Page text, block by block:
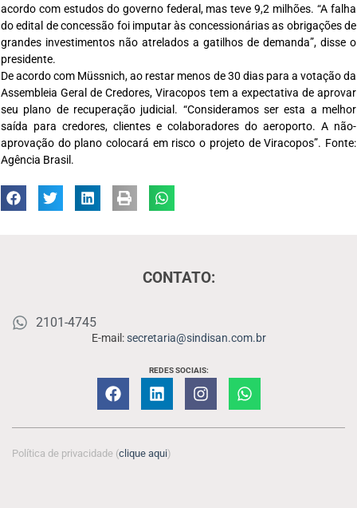
acordo com estudos do governo federal, mas teve 9,2 milhões. “A falha
do edital de concessão foi imputar às concessionárias as obrigações de
grandes investimentos não atrelados a gatilhos de demanda”, disse o
presidente.
De acordo com Müssnich, ao restar menos de 30 dias para a votação da
Assembleia Geral de Credores, Viracopos tem a expectativa de aprovar
seu plano de recuperação judicial. “Consideramos ser esta a melhor
saída para credores, clientes e colaboradores do aeroporto. A não-
aprovação do plano colocará em risco o projeto de Viracopos”. Fonte:
Agência Brasil.
CONTATO:
2101-4745
E-mail:secretaria@sindisan.com.br
REDES SOCIAIS:
Política de privacidade (clique aqui)